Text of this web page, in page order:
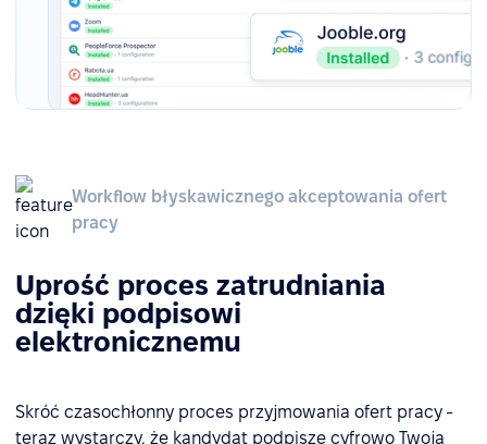
Workflow błyskawicznego akceptowania ofert
pracy
Uprość proces zatrudniania
dzięki podpisowi
elektronicznemu
Skróć czasochłonny proces przyjmowania ofert pracy -
teraz wystarczy, że kandydat podpisze cyfrowo Twoją